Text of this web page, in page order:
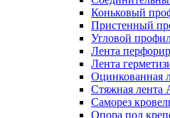
Коньковый
Пристенный
Угловой
Лента
Лента
Оцинкованная
Стяжная лента
Саморез
Опора под